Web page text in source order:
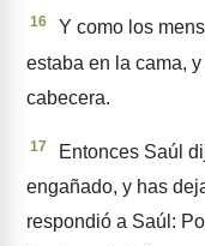
16
Y como los
estaba en la cama,
cabecera.
17
Entonces Saúl
engañado, y has
respondió a Saúl: